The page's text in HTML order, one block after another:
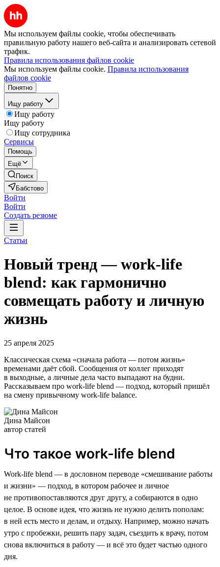
Мы используем файлы cookie, чтобы обеспечивать
правильную работу нашего веб-сайта и анализировать сетевой
трафик.
Правила использования файлов cookie
Мы используем файлы cookie. Правила использования
файлов cookie
Понятно
Ищу работу
Ищу работу
Ищу работу
Ищу сотрудника
Сервисы
Помощь
Ещё
Поиск
Бабстово
Войти
Войти
Создать резюме
Статьи
Новый тренд — work-life
blend: как гармонично
совмещать работу и личную
жизнь
25 апреля 2025
Классическая схема «сначала работа — потом жизнь»
временами даёт сбой. Сообщения от коллег приходят
в выходные, а личные дела часто выпадают на будни.
Рассказываем про work-life blend — подход, который пришёл
на смену привычному work-life balance.
Дина Майсон
автор статей
Что такое work-life blend
Work-life blend — в дословном переводе «смешивание работы
и жизни» — подход, в котором рабочее и личное
не противопоставляются друг другу, а собираются в одно
целое. В основе идея, что жизнь не нужно делить пополам:
в ней есть место и делам, и отдыху. Например, можно начать
утро с пробежки, решить пару задач, съездить к врачу, потом
снова включиться в работу — и всё это будет частью одного
дня.